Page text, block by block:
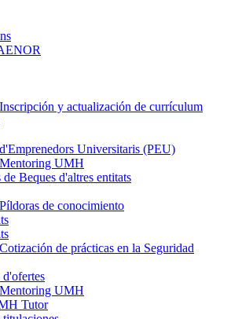
y actualización de currículum
Universitaris (PEU)
UMH
de Beques d'altres entitats
de conocimiento
de prácticas en la Seguridad
UMH
Tutor